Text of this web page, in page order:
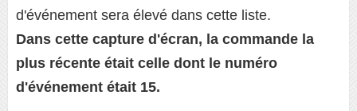
d'événement sera élevé dans cette liste.
Dans cette capture d'écran, la commande la
plus récente était celle dont le numéro
d'événement était 15.